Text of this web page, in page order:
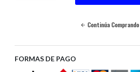
Continúa Comprando
FORMAS DE PAGO